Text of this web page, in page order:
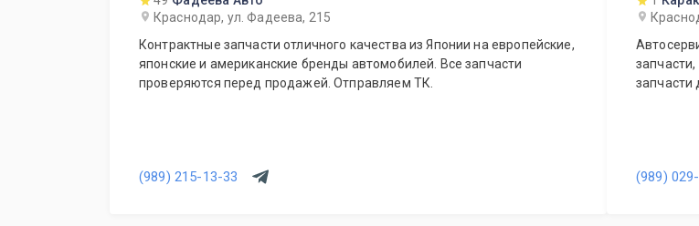
Краснодар, ул. Фадеева, 215
Контрактные запчасти отличного качества из Японии на европейские,
японские и американские бренды автомобилей. Все запчасти
проверяются перед продажей. Отправляем ТК.
(989) 215-13-33
запчасти
(989)